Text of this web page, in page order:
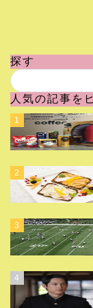
探す
人気の記事を
1
2
3
4